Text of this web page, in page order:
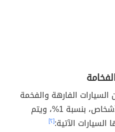
الفارهة والفخمة
التي يقتنيها عدد قليل من الأشخاص، بنسبة 1%، ويتم
السيارات الآتية:[٢]